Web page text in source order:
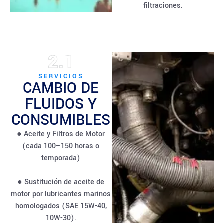
filtraciones.
2.1
SERVICIOS
CAMBIO DE
FLUIDOS Y
CONSUMIBLES
● Aceite y Filtros de Motor
(cada 100–150 horas o
temporada)
● Sustitución de aceite de
motor por lubricantes marinos
homologados (SAE 15W-40,
10W-30).